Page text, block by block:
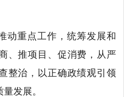
动重点工作，统筹发展和
、推项目、促消费，从严
整治，以正确政绩观引领
发展。